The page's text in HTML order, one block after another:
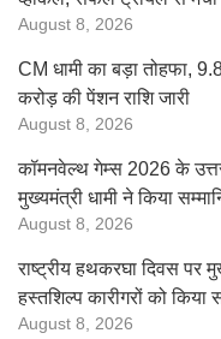
August 8, 2026
CM धामी का बड़ा तोहफा,
करोड़ की पेंशन राशि जारी
August 8, 2026
कॉमनवेल्थ गेम्स 2026 के
मुख्यमंत्री धामी ने किया
August 8, 2026
राष्ट्रीय हथकरघा दिवस पर
हस्तशिल्प कारीगरों को किया
August 8, 2026